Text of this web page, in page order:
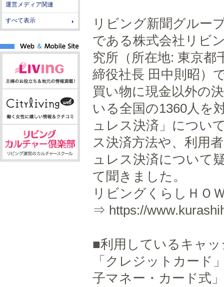
運営メディア関連
すべて表示
リビング新聞グルー
である株式会社リビ
究所（所在地: 東京都
締役社長 田中則昭）
買い物に現金以外の
いる全国の1360人を
ュレス決済」につい
ス決済方法や、利用
ュレス決済について
て聞きました。
リビングくらしＨＯ
⇒ https://
■利用しているキャ
「クレジットカード
子マネー・カード式